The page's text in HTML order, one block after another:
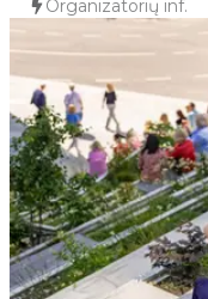
Organizatorių inf.